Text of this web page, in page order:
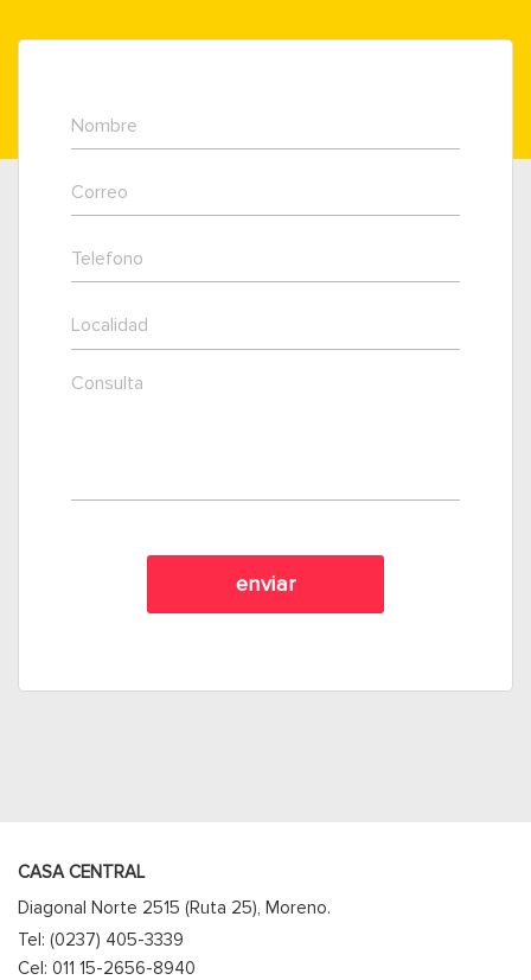
CASA CENTRAL
Diagonal Norte 2515 (Ruta 25), Moreno.
Tel: (0237) 405-3339
Cel: 011 15-2656-8940